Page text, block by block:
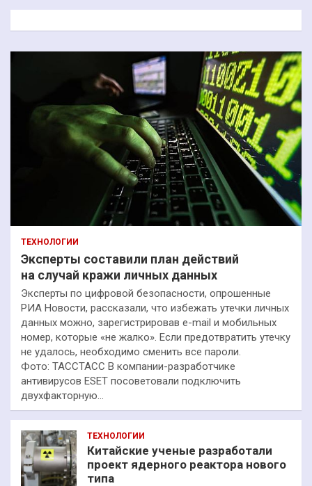
к
ТЕХНОЛОГИИ
Эксперты составили план действий
на случай кражи личных данных
Эксперты по цифровой безопасности, опрошенные
РИА Новости, рассказали, что избежать утечки личных
данных можно, зарегистрировав e-mail и мобильных
номер, которые «не жалко». Если предотвратить утечку
не удалось, необходимо сменить все пароли.
Фото: ТАССТАСС В компании-разработчике
антивирусов ESET посоветовали подключить
двухфакторную…
ТЕХНОЛОГИИ
Китайские ученые разработали
проект ядерного реактора нового
типа